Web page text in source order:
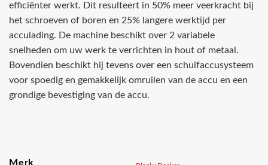
efficiënter werkt. Dit resulteert in 50% meer veerkracht bij
het schroeven of boren en 25% langere werktijd per
acculading. De machine beschikt over 2 variabele
snelheden om uw werk te verrichten in hout of metaal.
Bovendien beschikt hij tevens over een schuifaccusysteem
voor spoedig en gemakkelijk omruilen van de accu en een
grondige bevestiging van de accu.
Merk